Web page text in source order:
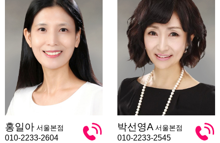
일
아
홍일아 서울본점
010-2233-2604
선
영
박선영A 서울본점
010-2233-2545